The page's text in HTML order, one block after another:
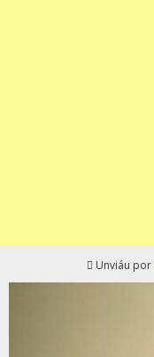
Unviáu por